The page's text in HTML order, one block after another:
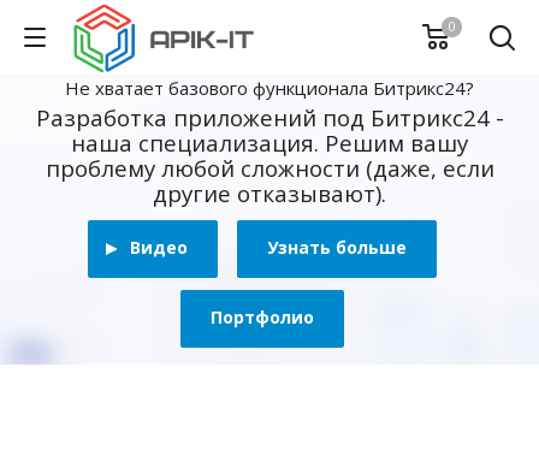
0
Не хватает базового функционала Битрикс24?
Разработка приложений под Битрикс24 -
наша специализация. Решим вашу
проблему любой сложности (даже, если
другие отказывают).
Видео Узнать больше
Портфолио